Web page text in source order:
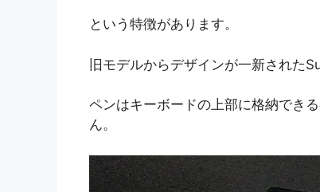
という特徴があります。
旧モデルからデザインが一新された
ペンはキーボードの上部に格納でき
ん。